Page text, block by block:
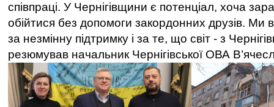
співпраці. У Чернігівщини є потенціал, хоча
обійтися без допомоги закордонних друзів. Ми
за незмінну підтримку і за те, що світ - з
резюмував начальник Чернігівської ОВА